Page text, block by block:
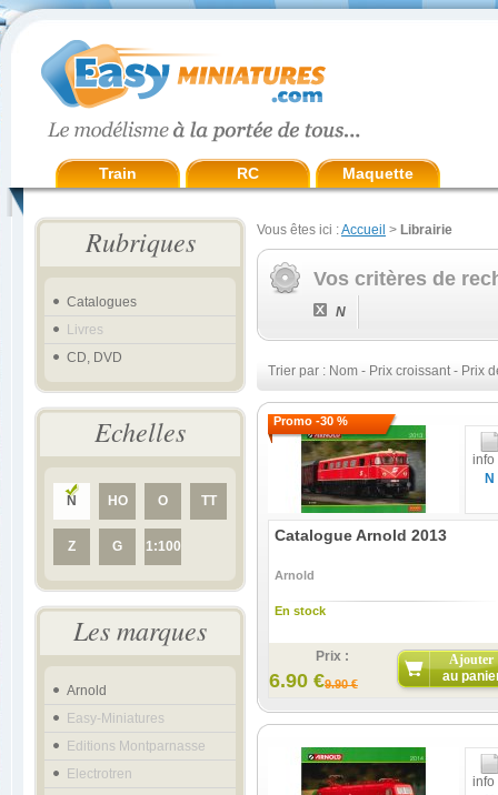
Train RC Maquette
Rubriques
Catalogues
Livres
CD, DVD
Echelles
N HO O TT
Z G 1:100
Les marques
Arnold
Easy-Miniatures
Editions Montparnasse
Electrotren
Vous êtes ici :Accueil > Librairie
Vos critères de
N
Trier par : Nom - Prix croissant- Prix
Promo -30 %
info
N
Catalogue Arnold 2013
Arnold
En stock
Prix :
6.90 €9.90 €
Ajouter
au
info